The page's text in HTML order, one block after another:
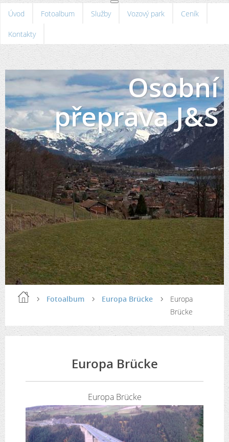
Úvod Fotoalbum Služby Vozový park Ceník
Kontakty
Osobní
přeprava J&S
Fotoalbum Europa Brücke
Europa
Brücke
Europa Brücke
Europa Brücke